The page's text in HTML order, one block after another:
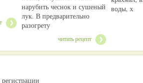
нарубить чеснок и сушеный
лук. В предварительно
разогрету
читать рецепт
воды, х
регистрации